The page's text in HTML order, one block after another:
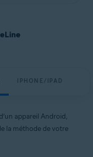
ultérieure
IPHONE/IPAD
d’un appareil Android,
la méthode de votre